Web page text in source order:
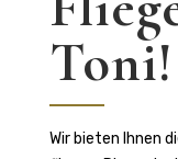
Toni!
Wir bieten Ihnen